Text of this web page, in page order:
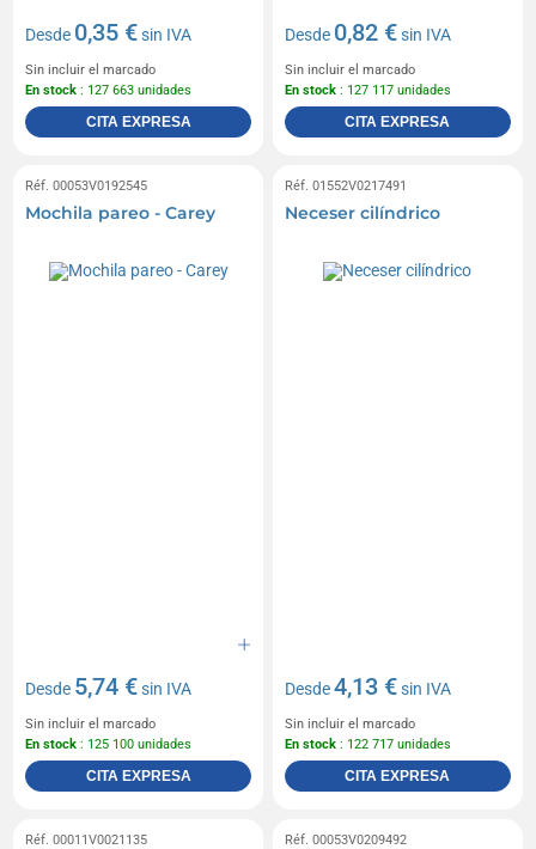
Desde 0,35 €sin IVA
Sin incluir el marcado
En stock : 127 663 unidades
CITA EXPRESA
Desde 0,82 €sin IVA
Sin incluir el marcado
En stock : 127 117 unidades
CITA EXPRESA
Réf. 00053V0192545
Mochila pareo - Carey
Desde 5,74 €sin IVA
Sin incluir el marcado
En stock : 125 100 unidades
CITA EXPRESA
Réf. 01552V0217491
Neceser cilíndrico
Desde4,13 €sin IVA
Sin incluir el marcado
En stock : 122 717 unidades
CITA EXPRESA
Réf. 00011V0021135 Réf. 00053V0209492